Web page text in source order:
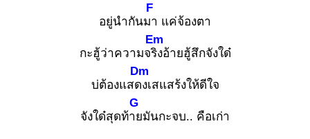
อยู่นำกันมา
F
แค่จ้องตา
กะฮู้ว่าความจริง
Em
อ้ายฮู้สึกจังใด๋
บ่ต้องแสดง
Dm
เสแสร้งให้ดีใจ
จังใด๋สุดท้าย
G
มันกะจบ.. คือเก่า